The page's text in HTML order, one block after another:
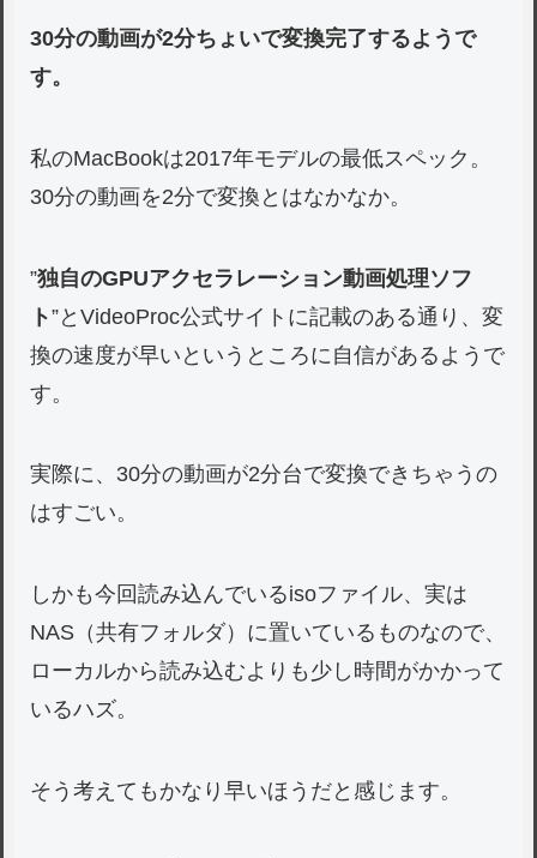
30分の動画が2分ちょいで変換完了するようで
す。
私のMacBookは2017年モデルの最低スペック。
30分の動画を2分で変換とはなかなか。
”独自のGPUアクセラレーション動画処理ソフ
ト”とVideoProc公式サイトに記載のある通り、変
換の速度が早いというところに自信があるようで
す。
実際に、30分の動画が2分台で変換できちゃうの
はすごい。
しかも今回読み込んでいるisoファイル、実は
NAS（共有フォルダ）に置いているものなので、
ローカルから読み込むよりも少し時間がかかって
いるハズ。
そう考えてもかなり早いほうだと感じます。